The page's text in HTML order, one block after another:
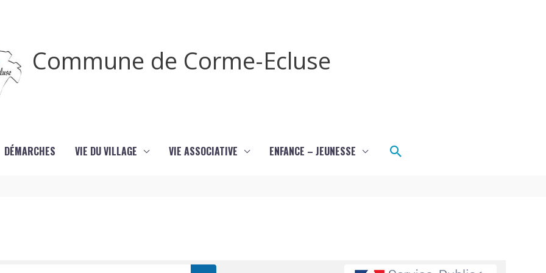
Commune de Corme-Ecluse
DÉMARCHES VIE DU VILLAGE VIE ASSOCIATIVE ENFANCE – JEUNESSE Rechercher